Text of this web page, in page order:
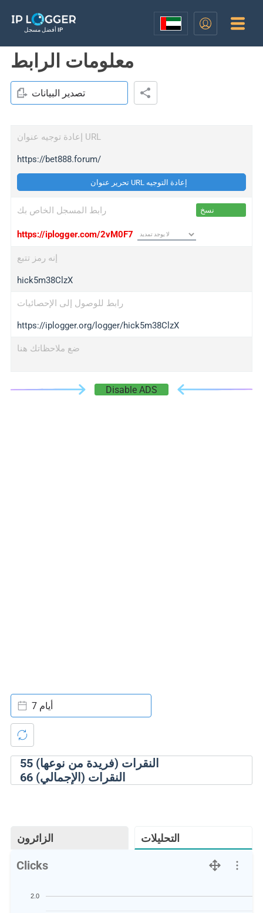
أفضل مسجل IP
معلومات الرابط
تصدير البيانات
إعادة توجيه عنوان URL
https://bet888.forum/
تحرير عنوان URL إعادة التوجيه
رابط المسجل الخاص بك نسخ
https://iplogger.com/2vM0F7
إنه رمز تتبع
hick5m38ClzX
رابط للوصول إلى الإحصائيات
https://iplogger.org/logger/hick5m38ClzX
ضع ملاحظاتك هنا
Disable ADS
55 النقرات (فريدة من نوعها)
66 النقرات (الإجمالي)
7 أيام
الزائرون التحليلات
Clicks
2.0